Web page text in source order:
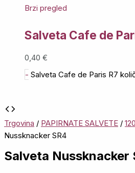
Brzi pregled
Salveta Cafe de
0,40 €
- Salveta Cafe de Paris R7
Trgovina / PAPIRNATE SALVETE /
Nussknacker SR4
Salveta Nussknacker